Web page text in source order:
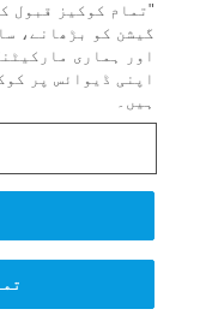
"تمام کوکیز قبول
گیشن کو بڑھانے،
اور ہماری
اپنی ڈیوائس پر
ہیں۔